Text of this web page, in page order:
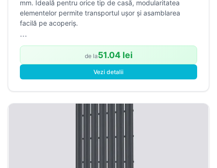
mm. Ideală pentru orice tip de casă, modularitatea
elementelor permite transportul ușor și asamblarea
facilă pe acoperiș.
...
de la51.04 lei
Vezi detalii